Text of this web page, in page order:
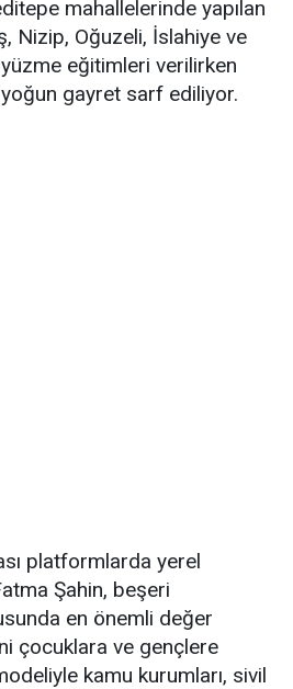
mahallelerinde yapılan
Nizip, Oğuzeli, İslahiye ve
yüzme eğitimleri verilirken
yoğun gayret sarf ediliyor.
platformlarda yerel
Şahin, beşeri
en önemli değer
çocuklara ve gençlere
kamu kurumları, sivil